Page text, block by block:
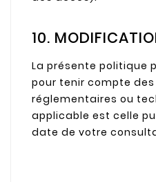
10.
La présente politique
pour tenir compte
réglementaires ou
applicable est celle
date de votre